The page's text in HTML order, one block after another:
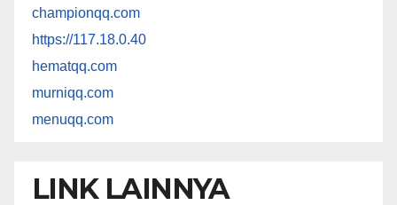
championqq.com
https://117.18.0.40
hematqq.com
murniqq.com
menuqq.com
LINK LAINNYA